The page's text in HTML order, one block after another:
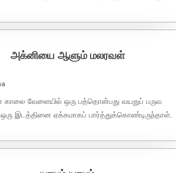
பாதுகாக்கப்பட்டவை. இந்த படைப்பு ...
அக்னியை ஆளும் மலரவள்
வேளையில் ஒரு பத்தொன்பது வயதுப் பருவ
இடத்தினை ஏக்கமாகப் பார்த்துக்கொண்டிருந்தாள்.
...